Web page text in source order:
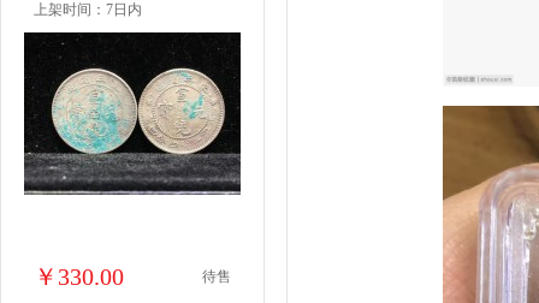
上架时间：7日内
￥330.00 待售